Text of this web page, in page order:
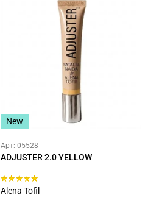
New
Арт: 05528
ADJUSTER 2.0 YELLOW
Alena Tofil